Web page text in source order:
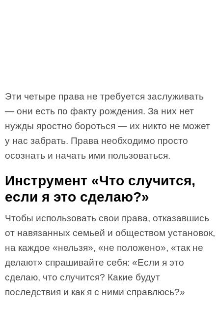
Эти четыре права не требуется заслуживать
— они есть по факту рождения. За них нет
нужды яростно бороться — их никто не может
у нас забрать. Права необходимо просто
осознать и начать ими пользоваться.
Инструмент «Что случится,
если я это сделаю?»
Чтобы использовать свои права, отказавшись
от навязанных семьей и обществом установок,
на каждое «нельзя», «не положено», «так не
делают» спрашивайте себя: «Если я это
сделаю, что случится? Какие будут
последствия и как я с ними справлюсь?»